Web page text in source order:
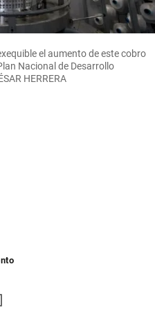
el aumento de este cobro
Nacional de Desarrollo
HERRERA